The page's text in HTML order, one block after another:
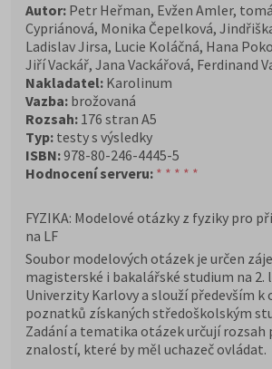
Autor: Petr Heřman, Evžen Amler,
Cypriánová, Monika Čepelková,
Ladislav Jirsa, Lucie Koláčná, Hana
Jiří Vackář, Jana Vackářová, Ferdinand
Nakladatel: Karolinum
Vazba: brožovaná
Rozsah: 176 stran A5
Typ: testy s výsledky
ISBN:978-80-246-4445-5
Hodnocení serveru: * * * * *
FYZIKA: Modelové otázky z fyziky pro
na LF
Soubor modelových otázek je určen
magisterské i bakalářské studium na
Univerzity Karlovy a slouží především k
poznatků získaných středoškolským
Zadání a tematika otázek určují rozsah
znalostí, které by měl uchazeč ovládat.